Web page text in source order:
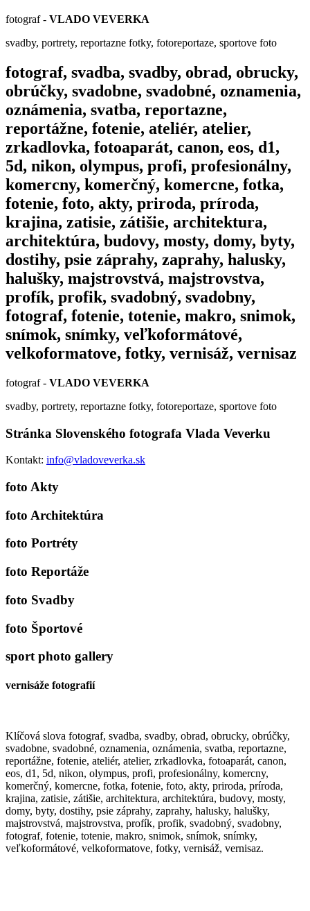
fotograf - VLADO VEVERKA
svadby, portrety, reportazne fotky, fotoreportaze, sportove foto
fotograf, svadba, svadby, obrad, obrucky,
obrúčky, svadobne, svadobné, oznamenia,
oznámenia, svatba, reportazne,
reportážne, fotenie, ateliér, atelier,
zrkadlovka, fotoaparát, canon, eos, d1,
5d, nikon, olympus, profi, profesionálny,
komercny, komerčný, komercne, fotka,
fotenie, foto, akty, priroda, príroda,
krajina, zatisie, zátišie, architektura,
architektúra, budovy, mosty, domy, byty,
dostihy, psie záprahy, zaprahy, halusky,
halušky, majstrovstvá, majstrovstva,
profík, profik, svadobný, svadobny,
fotograf, fotenie, totenie, makro, snimok,
snímok, snímky, veľkoformátové,
velkoformatove, fotky, vernisáž, vernisaz
fotograf - VLADO VEVERKA
svadby, portrety, reportazne fotky, fotoreportaze, sportove foto
Stránka Slovenského fotografa Vlada Veverku
Kontakt: info@vladoveverka.sk
foto Akty
foto Architektúra
foto Portréty
foto Reportáže
foto Svadby
foto Športové
sport photo gallery
vernisáže fotografií
Klíčová slova fotograf, svadba, svadby, obrad, obrucky, obrúčky,
svadobne, svadobné, oznamenia, oznámenia, svatba, reportazne,
reportážne, fotenie, ateliér, atelier, zrkadlovka, fotoaparát, canon,
eos, d1, 5d, nikon, olympus, profi, profesionálny, komercny,
komerčný, komercne, fotka, fotenie, foto, akty, priroda, príroda,
krajina, zatisie, zátišie, architektura, architektúra, budovy, mosty,
domy, byty, dostihy, psie záprahy, zaprahy, halusky, halušky,
majstrovstvá, majstrovstva, profík, profik, svadobný, svadobny,
fotograf, fotenie, totenie, makro, snimok, snímok, snímky,
veľkoformátové, velkoformatove, fotky, vernisáž, vernisaz.